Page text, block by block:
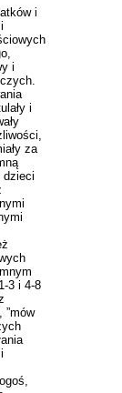
i
i
i
za
dzieci
3 i 4-8
”mów